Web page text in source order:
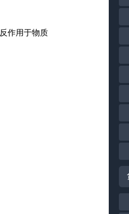
作用于物质